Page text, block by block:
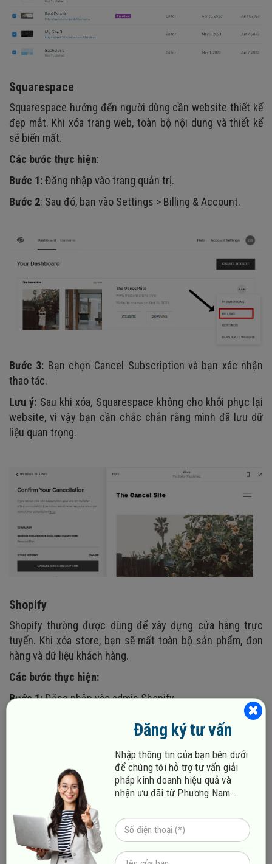
Squarespace
Squarespace hướng đến người dùng cần website thiết kế
đẹp mắt. Khi xóa trang web, toàn bộ nội dung và thiết kế
sẽ biến mất.
Các bước thực hiện:
Bước 1:Đăng nhập vào trang quản trị.
Bước 2: Sau đó, bạn vào Settings > Billing & Account.
Bước 3: Bạn chọn Cancel Subscription và bạn xác nhận
thao tác.
Lưu ý: Sau khi xóa, Squarespace không cho khôi phục lại
website, vì vậy bạn cần chắc chắn rằng mình đã lưu dữ
liệu quan trọng.
Shopify
Shopify thường được dùng để xây dựng cửa hàng trực
tuyến. Khi xóa store, bạn sẽ mất toàn bộ sản phẩm, đơn
hàng và dữ liệu khách hàng.
Các bước thực hiện:
Bước 1:Đăng nhập vào admin Shopify.
Đăng ký tư vấn
Nhập thông tin của bạn bên dưới
để chúng tôi hỗ trợ tư vấn giải
pháp kinh doanh hiệu quả và
nhận ưu đãi từ Phương Nam